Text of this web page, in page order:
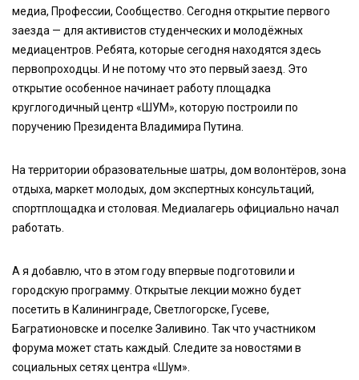
медиа, Профессии, Сообщество. Сегодня открытие первого
заезда — для активистов студенческих и молодёжных
медиацентров. Ребята, которые сегодня находятся здесь
первопроходцы. И не потому что это первый заезд. Это
открытие особенное начинает работу площадка
круглогодичный центр «ШУМ», которую построили по
поручению Президента Владимира Путина.
На территории образовательные шатры, дом волонтёров, зона
отдыха, маркет молодых, дом экспертных консультаций,
спортплощадка и столовая. Медиалагерь официально начал
работать.
А я добавлю, что в этом году впервые подготовили и
городскую программу. Открытые лекции можно будет
посетить в Калининграде, Светлогорске, Гусеве,
Багратионовске и поселке Заливино. Так что участником
форума может стать каждый. Следите за новостями в
социальных сетях центра «Шум».